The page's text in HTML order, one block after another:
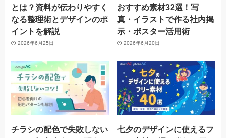
とは？資料が伝わりやすく
なる整理術とデザインのポ
イントを解説
2026年6月25日
おすすめ素材32選！写
真・イラストで作る社内掲
示・ポスター活用術
2026年6月20日
チラシの配色で失敗しない
七夕のデザインに使えるフ